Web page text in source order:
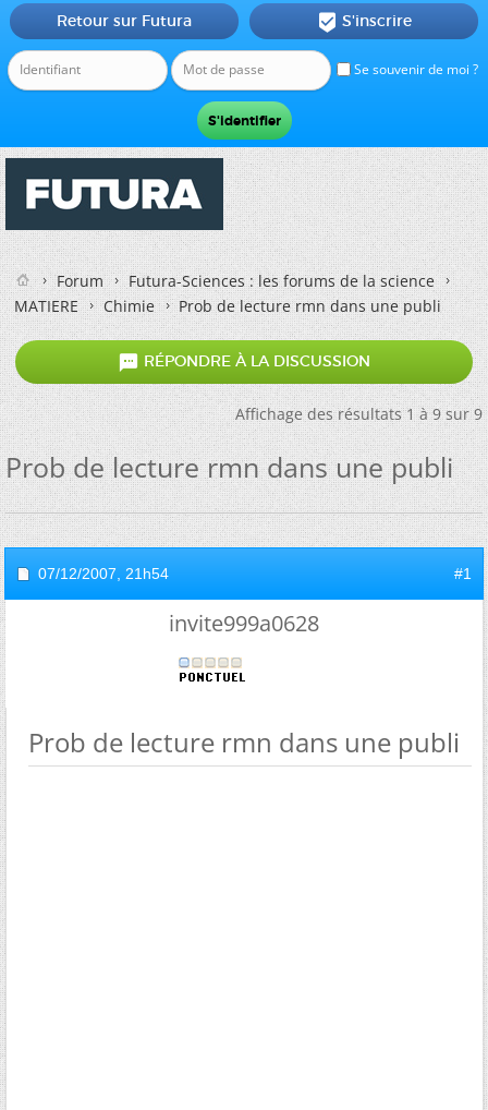
Se souvenir de moi ?
Retour sur Futura  S'inscrire
Forum
Futura-Sciences : les forums de la science
MATIERE
Chimie Prob de lecture rmn dans une publi
 RÉPONDRE À LA DISCUSSION
Affichage des résultats 1 à 9 sur 9
Prob de lecture rmn dans une publi
07/12/2007, 21h54 #1
invite999a0628
Prob de lecture rmn dans une publi